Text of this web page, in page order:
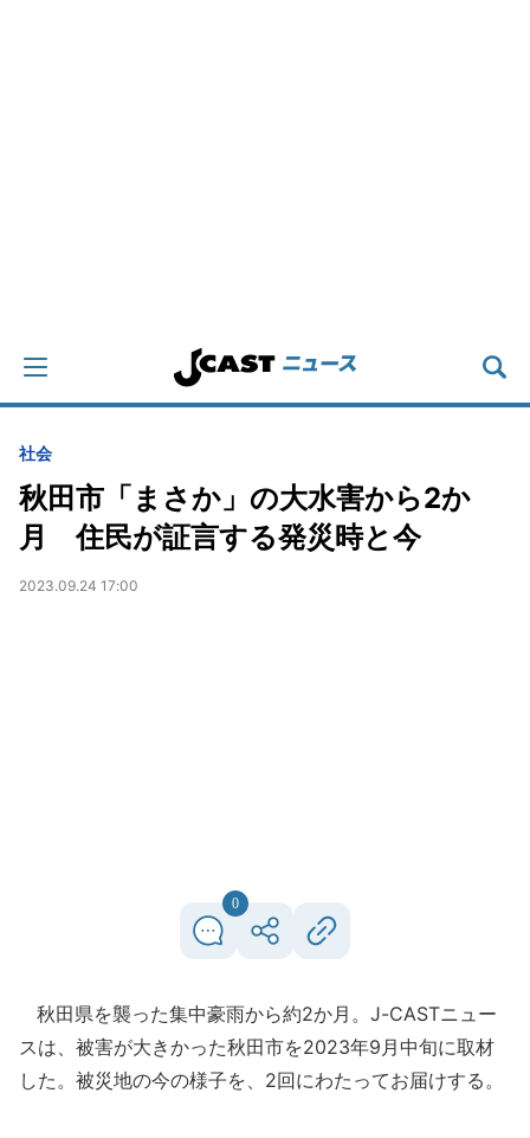
社会
秋田市「まさか」の大水害から2か
月 住民が証言する発災時と今
2023.09.24 17:00
0
秋田県を襲った集中豪雨から約2か月。J-CASTニュー
スは、被害が大きかった秋田市を2023年9月中旬に取材
した。被災地の今の様子を、2回にわたってお届けする。